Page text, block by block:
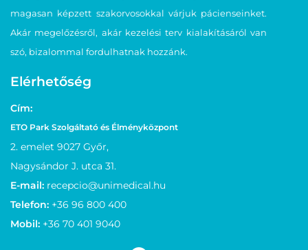
magasan képzett szakorvosokkal várjuk pácienseinket.
Akár megelőzésről, akár kezelési terv kialakításáról van
szó, bizalommal fordulhatnak hozzánk.
Elérhetőség
Cím:
ETO Park Szolgáltató és Élményközpont
2. emelet 9027 Győr,
Nagysándor J. utca 31.
E-mail: recepcio@unimedical.hu
Telefon: +36 96 800 400
Mobil: +36 70 401 9040